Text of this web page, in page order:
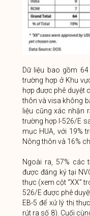
Dữ liệu bao gồm
trường hợp ở Khu
hợp được phê duyệt
thôn và visa không
liệu cũng xác nhận
trường hợp I-526/E
mục HUA, với 19%
Nông thôn và 16%
Ngoài ra, 57% các
được đăng ký tại
thực (xem cột “XX”
526/E được phê
EB-5 để xử lý thị
rút ra số 8). Cuối